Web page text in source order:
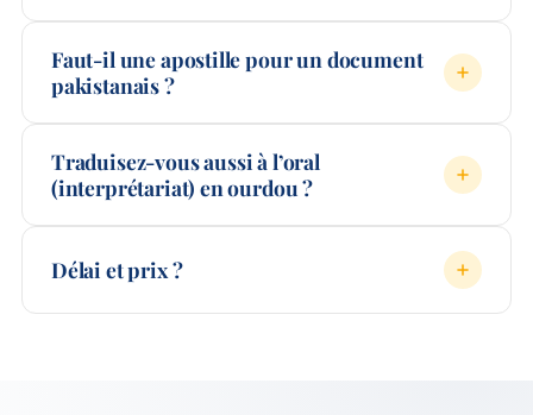
Faut-il une apostille pour un document
pakistanais ?
Traduisez-vous aussi à l’oral
(interprétariat) en ourdou ?
Délai et prix ?